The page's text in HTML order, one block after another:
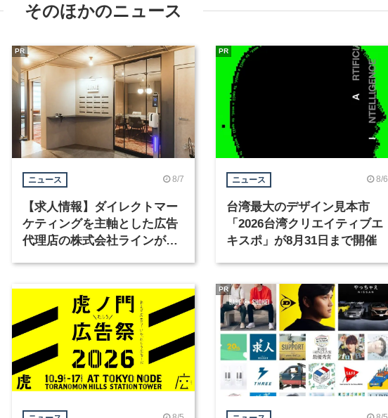
そのほかのニュース
ニュース 8/7
【求人情報】ダイレクトマー
ケティングを主軸とした広告
代理店の株式会社ラインが、
PR
ニュース 8/6
台湾最大のデザイン見本市
「2026台湾クリエイティブエ
キスポ」が8月31日まで開催
PR
PR